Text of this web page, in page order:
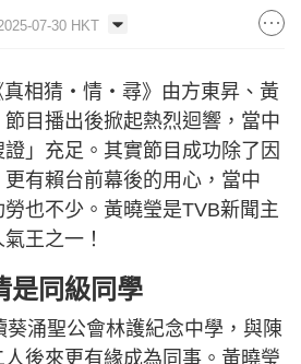
07-30 HKT
真相猜‧情‧尋》由方東昇、黃
目播出後掀起熱烈迴響，當中
」充足。其實節目成功除了因
有賴台前幕後的用心，當中
勞也不少。黃曉瑩是TVB新聞主
王之一！
是同級同學
葵涌聖公會林護紀念中學，與陳
後來更有緣成為同事。黃曉瑩